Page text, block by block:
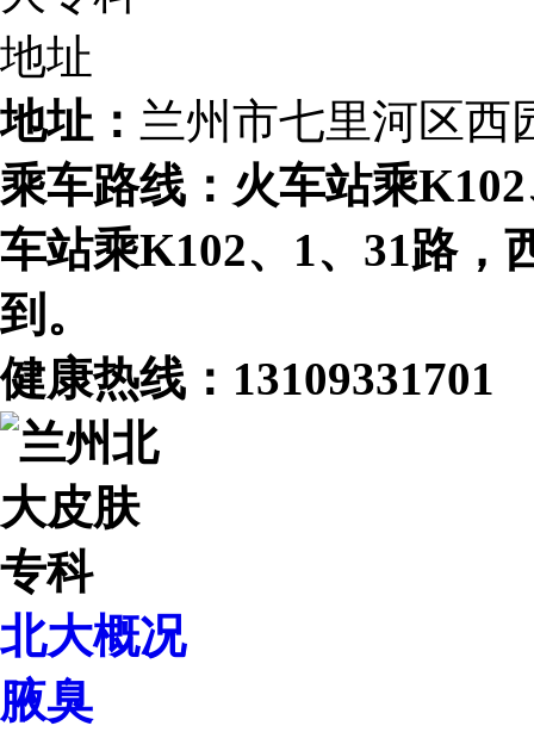
地址： 兰州市七里河区西
乘车路线：火车站乘
车站乘K102、1、31路，
到。
健康热线： 13109331701
北大概况
腋臭